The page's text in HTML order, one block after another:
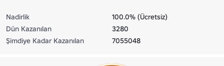
Nadirlik
100.0% (Ücretsiz)
Dün Kazanılan
3280
Şimdiye Kadar Kazanılan
7055048